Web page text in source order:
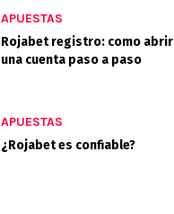
APUESTAS
Rojabet registro: como abrir
una cuenta paso a paso
APUESTAS
¿Rojabet es confiable?